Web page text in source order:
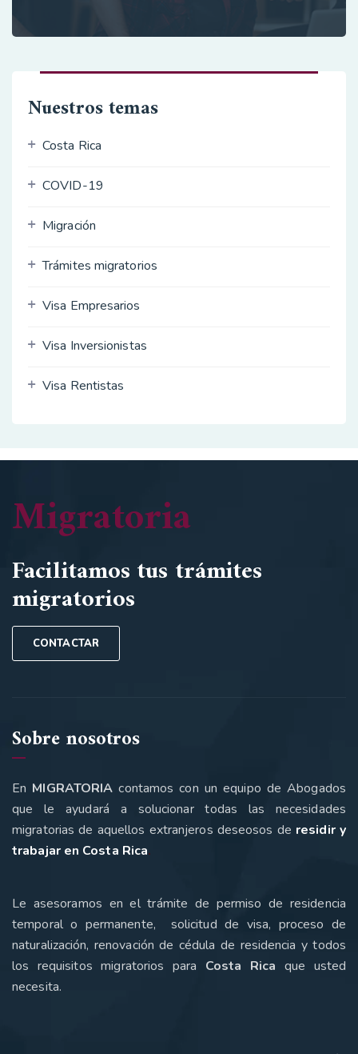
Nuestros temas
Costa Rica
COVID-19
Migración
Trámites migratorios
Visa Empresarios
Visa Inversionistas
Visa Rentistas
Migratoria
Facilitamos tus trámites
migratorios
CONTACTAR
Sobre nosotros
En MIGRATORIA contamos con un equipo de Abogados
que le ayudará a solucionar todas las necesidades
migratorias de aquellos extranjeros deseosos de residir y
trabajar en Costa Rica.
Le asesoramos en el trámite de permiso de residencia
temporal o permanente, solicitud de visa, proceso de
naturalización, renovación de cédula de residencia y todos
los requisitos migratorios para Costa Rica que usted
necesita.